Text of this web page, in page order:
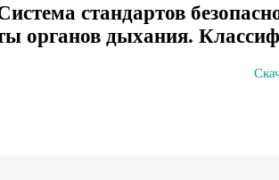
стандартов
органов дыхания.